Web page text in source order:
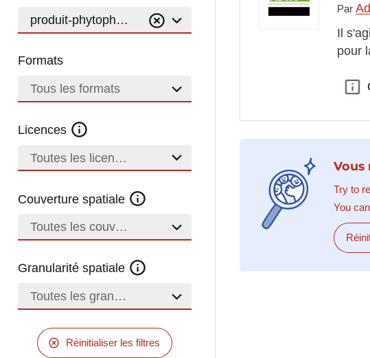
produit-phytopharmaceutique
Formats
Tous les formats
Licences
Toutes les licences
Couverture spatiale
Toutes les couvertures
Granularité spatiale
Toutes les granularités
Réinitialiser les filtres
Par
Il
pour
Vous
Try to
You